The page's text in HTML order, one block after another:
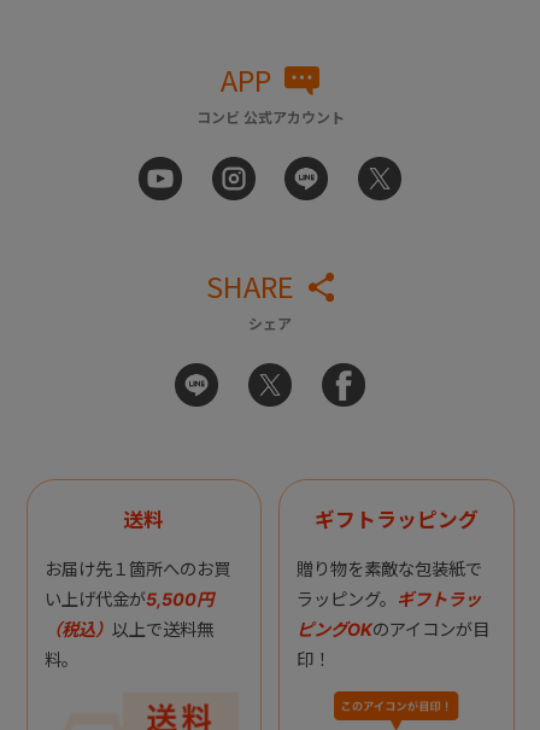
APP
コンビ 公式アカウント
SHARE
シェア
送料
お届け先１箇所へのお買
い上げ代金が5,500円
（税込） 以上で送料無
料。
ギフトラッピング
贈り物を素敵な包装紙で
ラッピング。 ギフトラッ
ピングOKのアイコンが目
印！